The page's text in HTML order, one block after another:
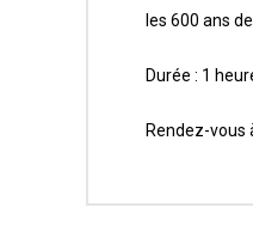
les 600 ans de
Durée : 1
Rendez-vous